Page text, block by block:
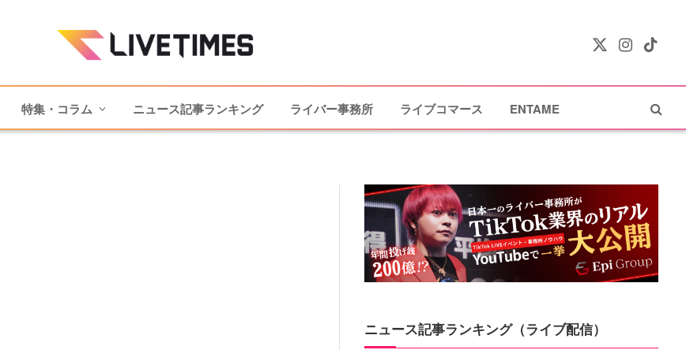
X
Instagram
TikTok
特集・コラム ニュース記事ランキング ライバー事務所 ライブコマース ENTAME
ニュース記事ランキング（ライブ配信）